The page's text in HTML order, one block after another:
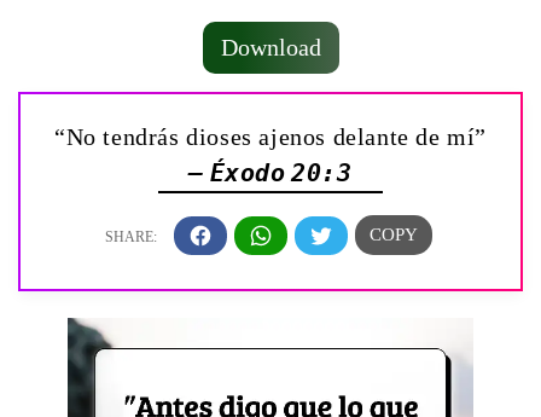
Download
“No tendrás dioses ajenos delante de mí”
— Éxodo 20:3